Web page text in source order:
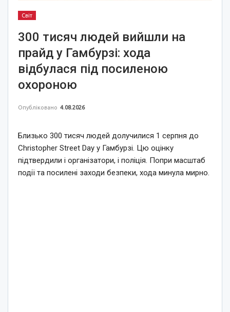
Світ
300 тисяч людей вийшли на
прайд у Гамбурзі: хода
відбулася під посиленою
охороною
Опубліковано 4.08.2026
Близько 300 тисяч людей долучилися 1 серпня до
Christopher Street Day у Гамбурзі. Цю оцінку
підтвердили і організатори, і поліція. Попри масштаб
події та посилені заходи безпеки, хода минула мирно.